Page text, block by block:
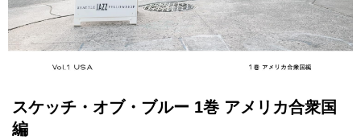
スケッチ・オブ・ブルー 1巻 アメリカ合衆国
編